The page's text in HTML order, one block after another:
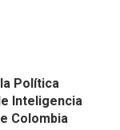
la Política
Inteligencia
Colombia